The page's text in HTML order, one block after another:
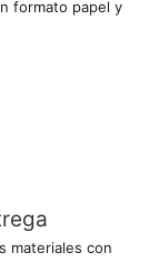
formato papel y
materiales con